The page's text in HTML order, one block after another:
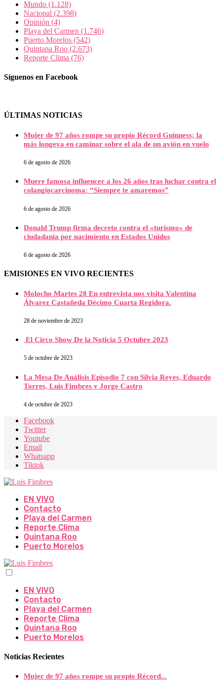
Mundo (1.128)
Nacional (2.398)
Opinión (4)
Playa del Carmen (1.746)
Puerto Morelos (542)
Quintana Roo (2.673)
Reporte Clima (76)
Síguenos en Facebook
ÚLTIMAS NOTICIAS
Mujer de 97 años rompe su propio Récord Guinness; la
más longeva en caminar sobre el ala de un avión en vuelo
6 de agosto de 2026
Muere famosa influencer a los 26 años tras luchar contra el
colangiocarcinoma: “Siempre te amaremos”
6 de agosto de 2026
Donald Trump firma decreto contra el «turismo» de
ciudadanía por nacimiento en Estados Unidos
6 de agosto de 2026
EMISIONES EN VIVO RECIENTES
Molocho Martes 28 En entrevista nos visita Valentina
Álvarez Castañeda Décimo Cuarta Regidora.
28 de noviembre de 2023
El Circo Show De la Noticia 5 Octubre 2023
5 de octubre de 2023
La Mesa De Análisis Episodio 7 con Silvia Reyes, Eduardo
Torres, Luis Fimbres y Jorge Castro
4 de octubre de 2023
Facebook
Twitter
Youtube
Email
Whatsapp
Tiktok
EN VIVO
Contacto
Playa del Carmen
Reporte Clima
Quintana Roo
Puerto Morelos
EN VIVO
Contacto
Playa del Carmen
Reporte Clima
Quintana Roo
Puerto Morelos
Noticias Recientes
Mujer de 97 años rompe su propio Récord...